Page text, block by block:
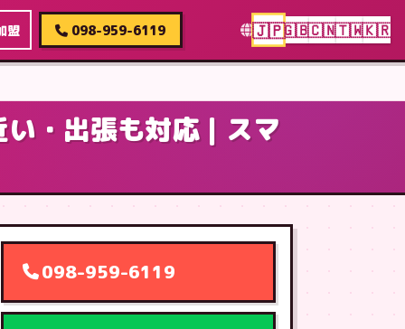
盟 098-959-6119 🇯🇵🇬🇧🇨🇳🇹🇼🇰🇷
・出張も対応｜スマ
098-959-6119